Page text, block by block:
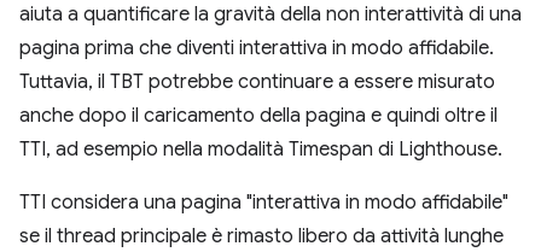
aiuta a quantificare la gravità della non interattività di una
pagina prima che diventi interattiva in modo affidabile.
Tuttavia, il TBT potrebbe continuare a essere misurato
anche dopo il caricamento della pagina e quindi oltre il
TTI, ad esempio nella modalità Timespan di Lighthouse.
TTI considera una pagina "interattiva in modo affidabile"
se il thread principale è rimasto libero da attività lunghe